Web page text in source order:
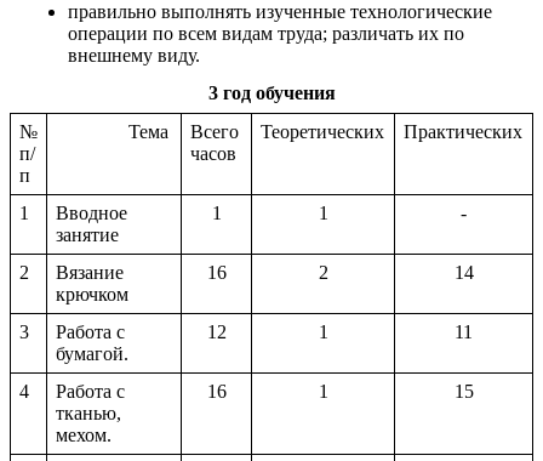
правильно выполнять изученные технологические
операции по всем видам труда; различать их по
внешнему виду.
3 год обучения
№
п/
п
Тема
Всего
часов
Теоретических Практических
1
Вводное
занятие
1 1 -
2
Вязание
крючком
16 2 14
3
Работа с
бумагой.
12 1 11
4
Работа с
тканью,
мехом.
16 1 15